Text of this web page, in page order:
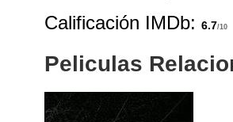
Calificación IMDb:6.7/10
Peliculas